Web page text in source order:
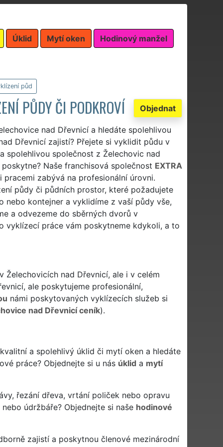
Úklid Mytí oken Hodinový manžel
půd
Objednat
PŮDY ČI PODKROVÍ
nad Dřevnicí a hledáte spolehlivou
Dřevnicí zajistí? Přejete si vyklidit půdu v
spolehlivou společnost z Želechovic nad
Naše franchisová společnost EXTRA
zabývá na profesionální úrovni.
půdy či půdních prostor, které požadujete
kontejner a vyklidíme z vaší půdy vše,
a odvezeme do sběrných dvorů v
vyklízecí práce vám poskytneme kdykoli, a to
nad Dřevnicí, ale i v celém
ale poskytujeme profesionální,
námi poskytovaných vyklízecích služeb si
nad Dřevnicí ceník).
a spolehlivý úklid či mytí oken a hledáte
práce? Objednejte si u nás úklid a mytí
řezání dřeva, vrtání poliček nebo opravu
údržbáře? Objednejte si naše hodinové
zajistí a poskytnou členové mezinárodní